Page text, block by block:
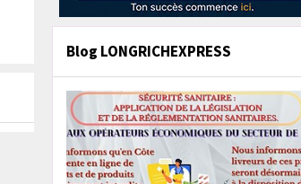
Blog LONGRICHEXPRESS